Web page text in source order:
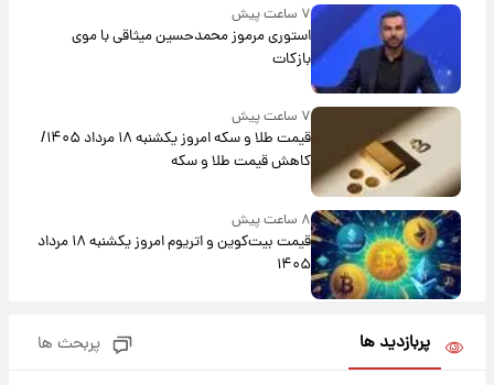
۷ ساعت پیش
استوری مرموز محمدحسین میثاقی با موی
بازکات
۷ ساعت پیش
قیمت طلا و سکه امروز یکشنبه ۱۸ مرداد ۱۴۰۵/
کاهش قیمت طلا و سکه
۸ ساعت پیش
قیمت بیت‌کوین و اتریوم امروز یکشنبه ۱۸ مرداد
۱۴۰۵
تاریخ اعلام نتایج نهایی دکتری مشخص شد پربازدید ها پربحث ها